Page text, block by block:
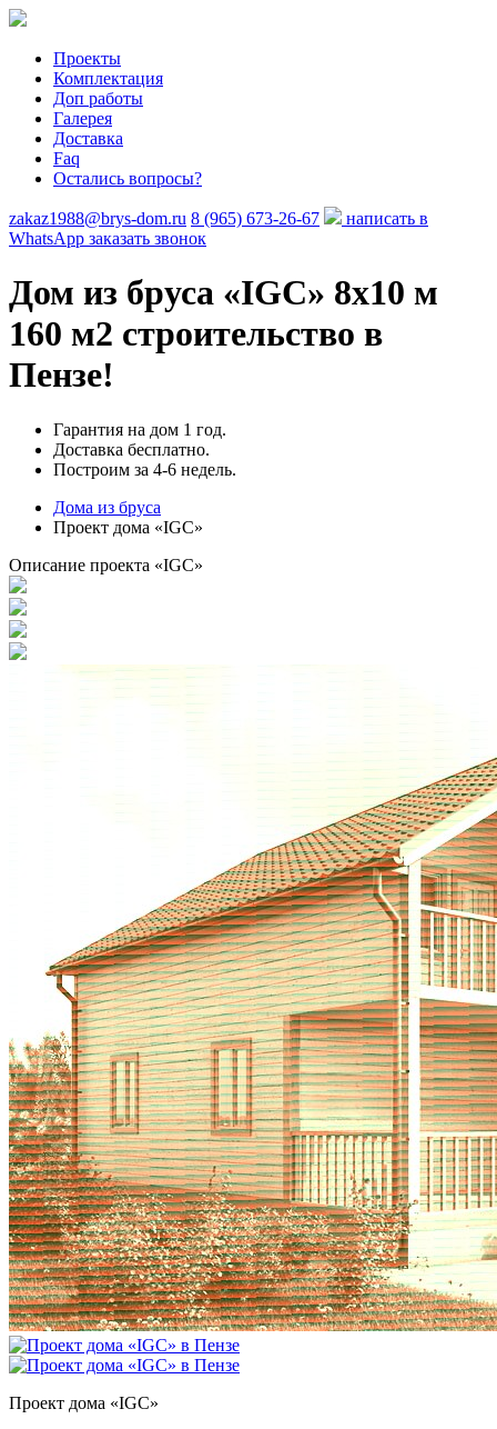
Проекты
Комплектация
Доп работы
Галерея
Доставка
Faq
Остались вопросы?
zakaz1988@brys-dom.ru 8 (965) 673-26-67
написать в
WhatsApp заказать звонок
Дом из бруса «IGC» 8х10 м
160 м2 строительство в
Пензе!
Гарантия на дом 1 год.
Доставка бесплатно.
Построим за 4-6 недель.
Дома из бруса
Проект дома «IGC»
Описание проекта «IGC»
Проект дома «IGC»